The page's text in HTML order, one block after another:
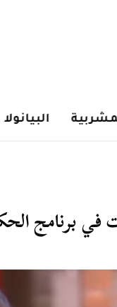
البيانولا
في برنامج